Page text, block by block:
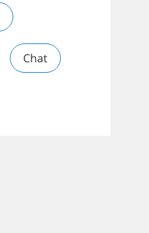
Chat